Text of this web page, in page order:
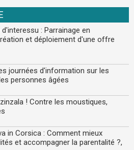
: Parrainage en
et déploiement d'une offre
journées d'information sur les
personnes âgées
! Contre les moustiques,
in Corsica : Comment mieux
et accompagner la parentalité ?,